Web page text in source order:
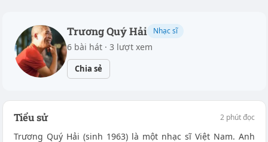
Trương Quý Hải Nhạc sĩ
6 bài hát · 3 lượt xem
Chia sẻ
Tiểu sử 2 phút đọc
Trương Quý Hải (sinh 1963) là một nhạc sĩ Việt Nam. Anh